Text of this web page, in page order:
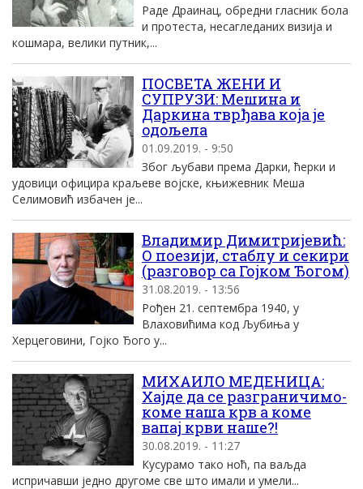
Раде Драинац, обредни гласник бола
и протеста, несагледаних визија и
кошмара, велики путник,...
ПОСВЕТА ЖЕНИ И
СУПРУЗИ: Мешина и
Даркина тврђава која је
одољела
01.09.2019. - 9:50
Због љубави према Дарки, ћерки и
удовици официра краљеве војске, књижевник Меша
Селимовић избачен је...
Владимир Димитријевић:
О поезији, стаблу и секири
(разговор са Гојком Ђогом)
31.08.2019. - 13:56
Рођен 21. септембра 1940, у
Влаховићима код Љубиња у
Херцеговини, Гојко Ђого у...
МИХАИЛО МЕДЕНИЦА:
Хајде да се разграничимо-
коме наша крв а коме
вапај крви наше?!
30.08.2019. - 11:27
Кусурамо тако ноћ, па ваљда
испричавши једно другоме све што имали и умели...